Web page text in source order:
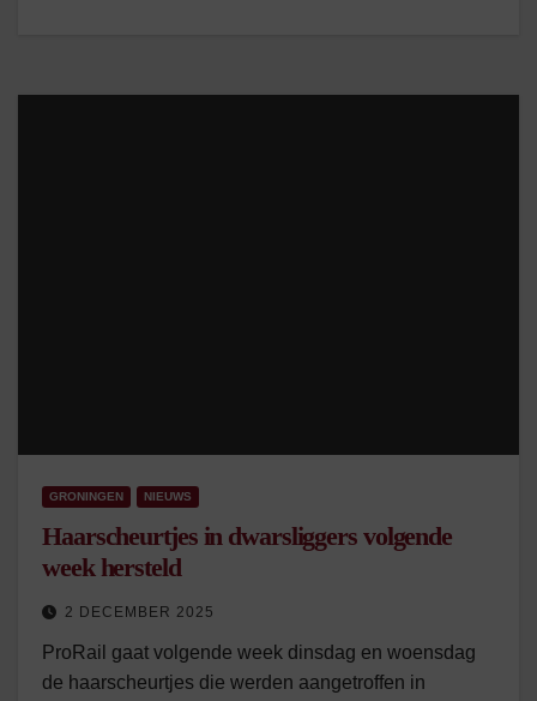
GRONINGEN NIEUWS
Haarscheurtjes in dwarsliggers volgende
week hersteld
2 DECEMBER 2025
ProRail gaat volgende week dinsdag en woensdag
de haarscheurtjes die werden aangetroffen in